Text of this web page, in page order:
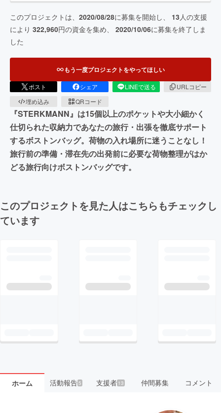
このプロジェクトは、 2020/08/28に募集を開始し、 13 人の支援
により 322,960円の資金を集め、 2020/10/06に募集を終了しま
した
もう一度プロジェクトをやってほしい
ポスト シェア LINEで送る
URLコピー
埋め込み
QRコード
『STERKMANN』は15個以上のポケットや大小細かく
仕切られた収納力であなたの旅行・出張を徹底サポート
するボストンバッグ。荷物の入れ場所に迷うことなし！
旅行前の準備・滞在先の出発前に必要な荷物整理がはか
どる旅行向けボストンバッグです。
このプロジェクトを見た人はこちらもチェックし
ています
ホーム 活動報告5 支援者 13 仲間募集 コメント